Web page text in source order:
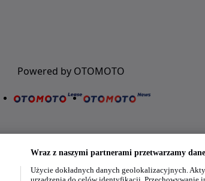
Powered by OTOMOTO
Wraz z naszymi partnerami przetwarzamy
Użycie dokładnych danych geolokalizacyjnych.